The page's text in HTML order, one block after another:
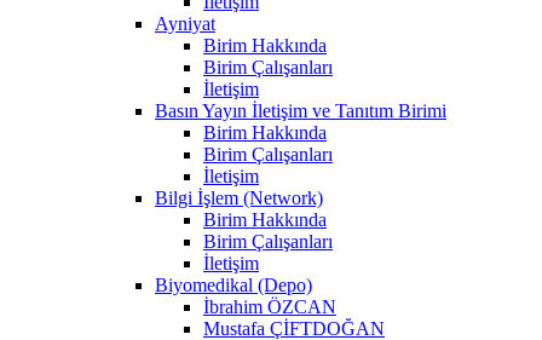
Ayniyat
Birim Hakkında
Birim Çalışanları
İletişim
Basın Yayın İletişim ve Tanıtım Birimi
Birim Hakkında
Birim Çalışanları
İletişim
Bilgi İşlem (Network)
Birim Hakkında
Birim Çalışanları
İletişim
Biyomedikal (Depo)
İbrahim ÖZCAN
Mustafa ÇİFTDOĞAN